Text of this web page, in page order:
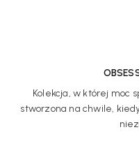
Kolekcja, w której moc
stworzona na chwile,